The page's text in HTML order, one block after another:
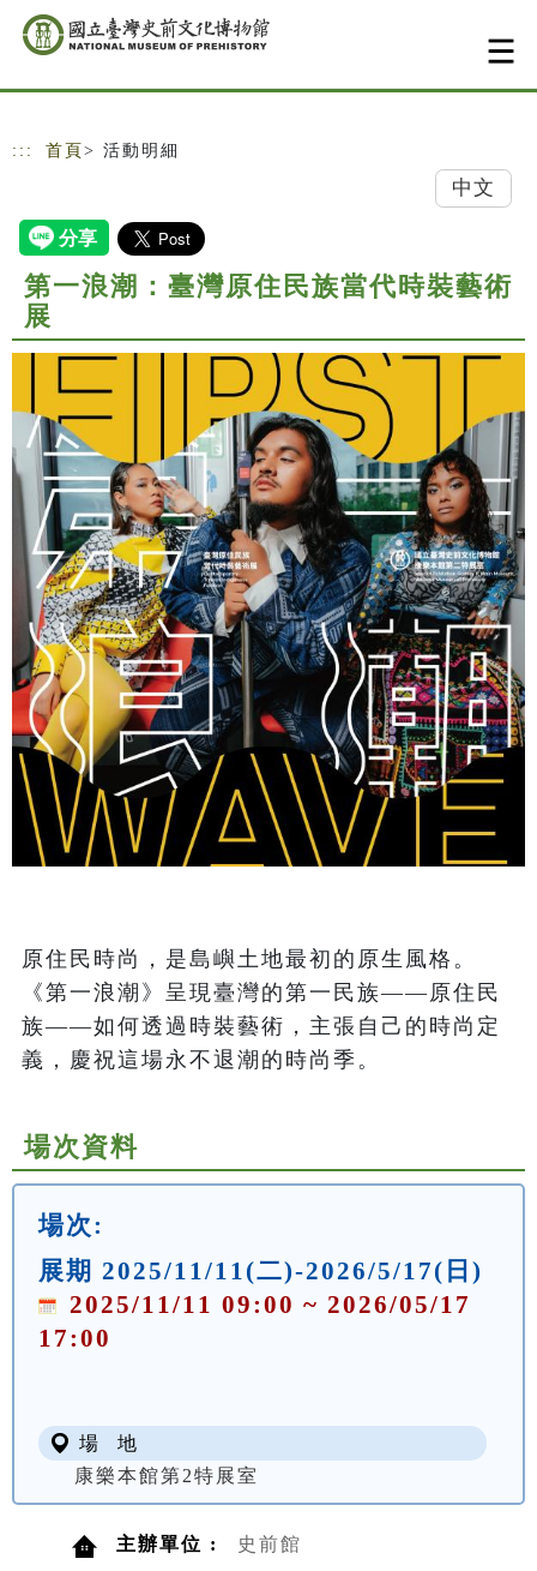
跳到主要內容
網站導覽
::: 首頁 > 活動明細
中文
第一浪潮：臺灣原住民族當代時裝藝術
展
原住民時尚，是島嶼土地最初的原生風格。
《第一浪潮》呈現臺灣的第一民族——原住民
族——如何透過時裝藝術，主張自己的時尚定
義，慶祝這場永不退潮的時尚季。
場次資料
場次:
展期 2025/11/11(二)-2026/5/17(日)
2025/11/11 09:00 ~ 2026/05/17
17:00
場 地
康樂本館第2特展室
主辦單位 : 史前館